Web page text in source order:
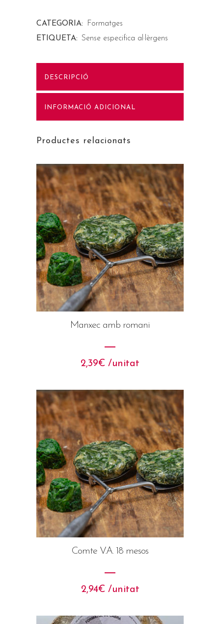
CATEGORIA:
Formatges
ETIQUETA: Sense especifica al·lèrgens
DESCRIPCIÓ
INFORMACIÓ ADICIONAL
Productes relacionats
Manxec amb romani
2,39€ /unitat
Comte V.A. 18 mesos
2,94€ /unitat